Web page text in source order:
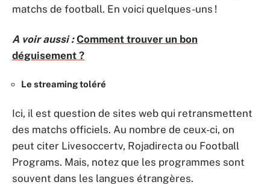
matchs de football. En voici quelques-uns !
A voir aussi : Comment trouver un bon
déguisement ?
Le streaming toléré
Ici, il est question de sites web qui retransmettent
des matchs officiels. Au nombre de ceux-ci, on
peut citer Livesoccertv, Rojadirecta ou Football
Programs. Mais, notez que les programmes sont
souvent dans les langues étrangères.